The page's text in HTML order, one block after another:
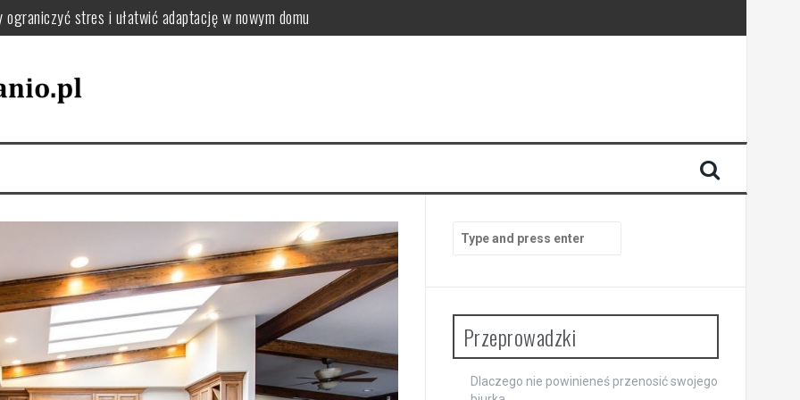
stres i ułatwić adaptację w nowym domu
uporządkować zmiany adresu i dokumentów krok po kroku
oraz tekstylia podczas przeprowadzki – praktyczne wskazówki
chaosu i jak uniknąć przeciążenia pakowania
wybrać sposób, który zminimalizuje stres i koszty
by uniknąć chaosu i dobrze się zorganizować
Search
for:
Przeprowadzki
Dlaczego nie powinieneś przenosić swojego